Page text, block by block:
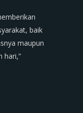
baik
maupun
hari,”